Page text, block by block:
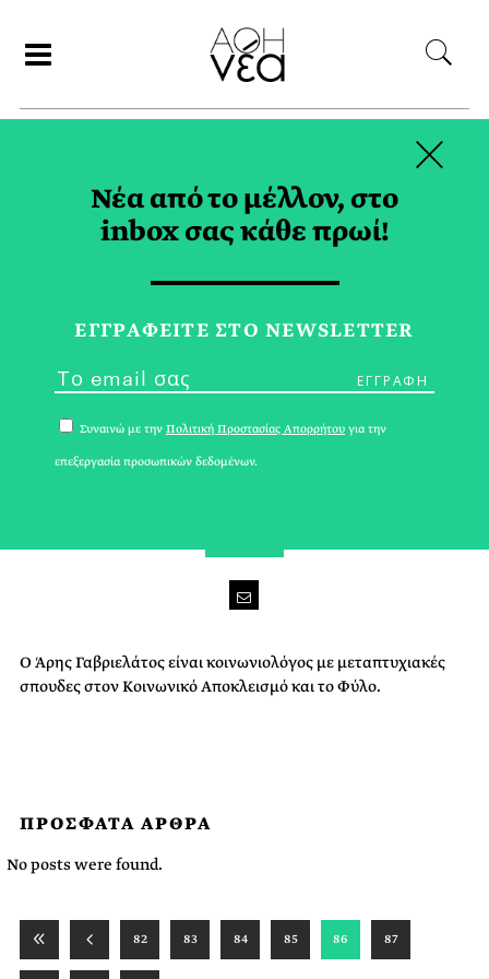
ΑΡΗΣ ΓΑΒΡΙΕΛΑΤΟΣ
Ο Άρης Γαβριελάτος είναι κοινωνιολόγος με μεταπτυχιακές
σπουδες στον Κοινωνικό Αποκλεισμό και το Φύλο.
ΠΡΟΣΦΑΤΑ ΑΡΘΡΑ
No posts were found.
82 83 84 85 86 87
Νέα από το μέλλον, στο
inbox σας κάθε πρωί!
ΕΓΓPΑΦΕΙΤΕ ΣΤΟ NEWSLETTER
Συναινώ με την Πολιτική Προστασίας Απορρήτου για την
επεξεργασία προσωπικών δεδομένων.
×